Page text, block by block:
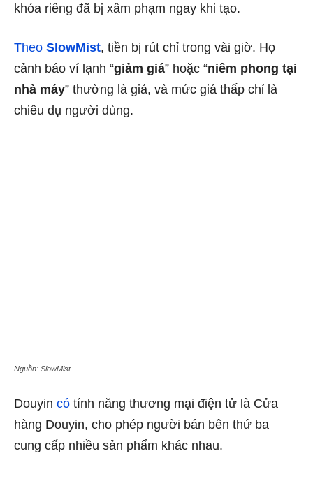
khóa riêng đã bị xâm phạm ngay khi tạo.
Theo SlowMist, tiền bị rút chỉ trong vài giờ. Họ
cảnh báo ví lạnh “giảm giá” hoặc “niêm phong tại
nhà máy” thường là giả, và mức giá thấp chỉ là
chiêu dụ người dùng.
Nguồn: SlowMist
Douyin có tính năng thương mại điện tử là Cửa
hàng Douyin, cho phép người bán bên thứ ba
cung cấp nhiều sản phẩm khác nhau.